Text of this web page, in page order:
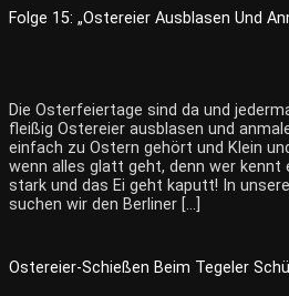
Folge 15: „Ostereier Ausblasen Und
Die Osterfeiertage sind da und
fleißig Ostereier ausblasen und
einfach zu Ostern gehört und Klein
wenn alles glatt geht, denn wer kennt
stark und das Ei geht kaputt! In
suchen wir den Berliner […]
Ostereier-Schießen Beim Tegeler